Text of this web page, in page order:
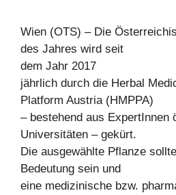
Wien (OTS) – Die
des Jahres wird seit
dem Jahr 2017
jährlich durch die Herbal
Platform Austria (HMPPA)
– bestehend aus ExpertInnen
Universitäten – gekürt.
Die ausgewählte Pflanze
Bedeutung sein und
eine medizinische bzw.